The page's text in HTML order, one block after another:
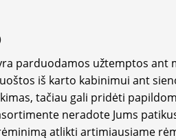
parduodamos užtemptos ant
iš karto kabinimui ant
tačiau gali pridėti
neradote Jums
atlikti artimiausiame